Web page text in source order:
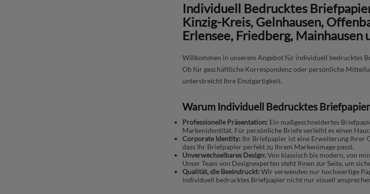
Individuell Bedrucktes
Kinzig-Kreis, Gelnhausen,
Erlensee, Friedberg, Mainhausen
Willkommen in unserem Angebot für individuell bedrucktes
Ob für geschäftliche Korrespondenz oder persönliche
unterstreicht Ihre Einzigartigkeit.
Warum Individuell Bedrucktes
Professionelle Präsentation: Ein maßgeschneidertes
Markenidentität. Für persönliche Briefe verleiht es einen
Corporate Identity: Ihr Briefpapier ist eine Erweiterung Ihrer
dass Ihr Briefpapier perfekt zu Ihrem Markenimage passt.
Unverwechselbares Design: Von klassisch bis modern, von
Unser Team von Designexperten steht Ihnen zur Seite, um
Qualität, die Beeindruckt: Wir verwenden nur hochwertige
individuell bedrucktes Briefpapier nicht nur visuell